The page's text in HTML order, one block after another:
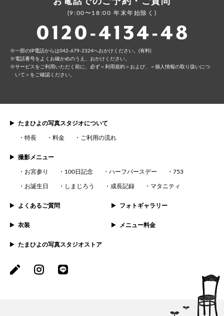
(9:00〜18:00 年末年始除く)
⼀部のIP電話からは042-679-2324へおかけください。(有料)
電話番号をよくお確かめのうえ、おかけください。
サービスをご利⽤いただく前に、必ず ＜利⽤規約＞ および、
＜個⼈情報の取り扱いにつ
いて＞ をご確認ください。
たまひよの写真スタジオについて
特長 料金 ご利用の流れ
撮影メニュー
お宮参り 100日記念 ハーフバースデー 753
お誕生日 しまじろう 成長記録 マタニティ
よくあるご質問 フォトギャラリー
衣装 メニュー料金
たまひよの写真スタジオストア